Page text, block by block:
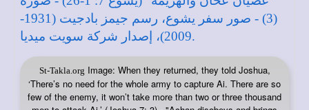
St-Takla.org Image: When they returned, they told Joshua,
‘There’s no need for the whole army to capture Ai. There are so
few of the enemy, it won’t take more than two or three thousand